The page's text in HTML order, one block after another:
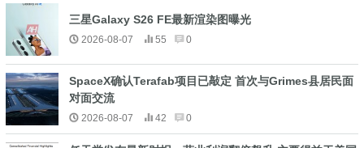
三星Galaxy S26 FE最新渲染图曝光
2026-08-07 55 0
SpaceX确认Terafab项目已敲定 首次与Grimes县居民面
对面交流
2026-08-07 42 0